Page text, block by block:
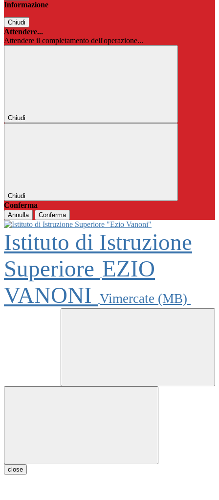
Informazione
Chiudi
Attendere...
Attendere il completamento dell'operazione...
Chiudi
Chiudi
Conferma
Annulla Conferma
Istituto di Istruzione
Superiore EZIO
VANONI Vimercate (MB)
close